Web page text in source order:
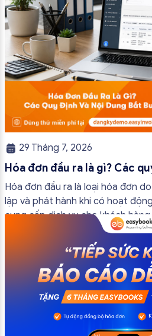
29 Tháng 7, 2026
Hóa đơn đầu ra là gì? Các
bắt buộc mới nhất
Hóa đơn đầu ra là loại hóa đơn
lập và phát hành khi có hoạt
cung cấp dịch vụ cho khách
quy trình vận hành và tránh được
chính không đáng có nếu nắm rõ